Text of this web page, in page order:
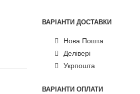
ВАРІАНТИ ДОСТАВКИ
Нова Пошта
Делівері
Укрпошта
ВАРІАНТИ ОПЛАТИ